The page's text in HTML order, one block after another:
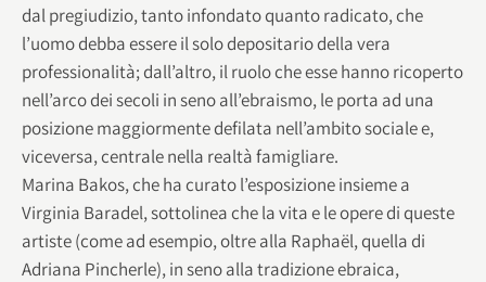
dal pregiudizio, tanto infondato quanto radicato, che
l’uomo debba essere il solo depositario della vera
professionalità; dall’altro, il ruolo che esse hanno ricoperto
nell’arco dei secoli in seno all’ebraismo, le porta ad una
posizione maggiormente defilata nell’ambito sociale e,
viceversa, centrale nella realtà famigliare.
Marina Bakos, che ha curato l’esposizione insieme a
Virginia Baradel, sottolinea che la vita e le opere di queste
artiste (come ad esempio, oltre alla Raphaël, quella di
Adriana Pincherle), in seno alla tradizione ebraica,